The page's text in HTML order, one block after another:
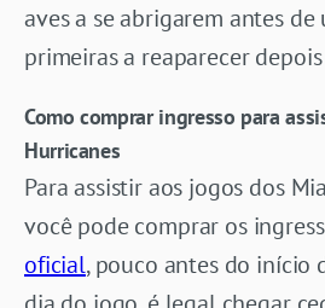
aves a se abrigarem antes de
primeiras a reaparecer
Como comprar ingresso para
Hurricanes
Para assistir aos jogos dos
você pode comprar os
oficial, pouco antes do início